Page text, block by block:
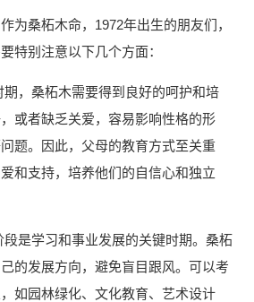
为桑柘木命，1972年出生的朋友们，
特别注意以下几个方面：
，桑柘木需要得到良好的呵护和培
或者缺乏关爱，容易影响性格的形
题。因此，父母的教育方式至关重
和支持，培养他们的自信心和独立
段是学习和事业发展的关键时期。桑柘
的发展方向，避免盲目跟风。可以考
如园林绿化、文化教育、艺术设计